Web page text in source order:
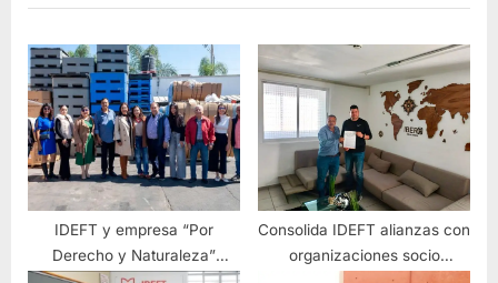
IDEFT y empresa “Por
Derecho y Naturaleza”
Consolida IDEFT alianzas con
organizaciones socio